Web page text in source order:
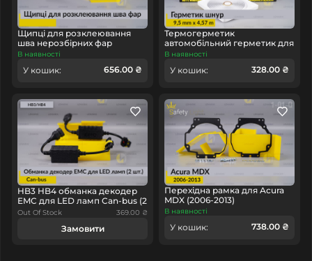
Щипці для розклеювання
шва нерозбірних фар
В наявності
У кошик: 656.00 ₴
Термогерметик
автомобільний герметик для
фар Orgavyl Оргавіл
В наявності
У кошик: 328.00 ₴
HB3 HB4 обманка декодер
EMC для LED ламп Can-bus (2
шт.)
Out Of Stock 369.00 ₴
Замовити
Перехідна рамка для Acura
MDX (2006-2013)
В наявності
У кошик: 738.00 ₴